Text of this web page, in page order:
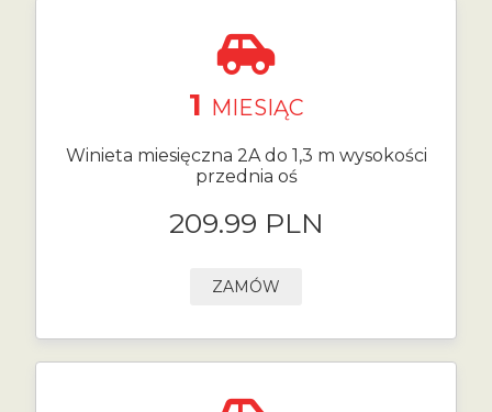
1 MIESIĄC
Winieta miesięczna 2A do 1,3 m wysokości
przednia oś
209.99 PLN
ZAMÓW